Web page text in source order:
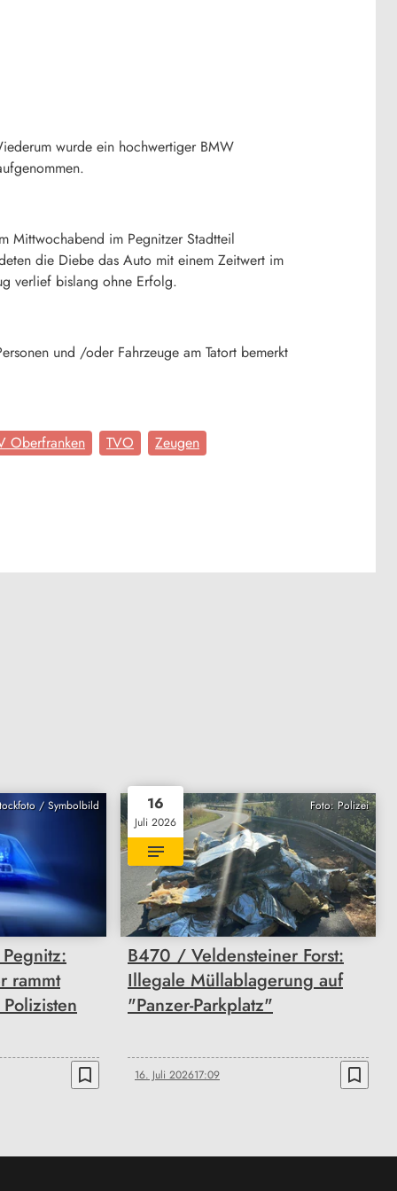
wurde ein hochwertiger BMW
Mittwochabend im Pegnitzer Stadtteil
die Diebe das Auto mit einem Zeitwert im
verlief bislang ohne Erfolg.
und /oder Fahrzeuge am Tatort bemerkt
Oberfranken TVO Zeugen
/ Symbolbild
rammt
bookmark_border
Foto: Polizei
16
Juli 2026
B470 / Veldensteiner Forst:
Illegale Müllablagerung auf
"Panzer-Parkplatz"
16. Juli 202617:09 bookmark_border